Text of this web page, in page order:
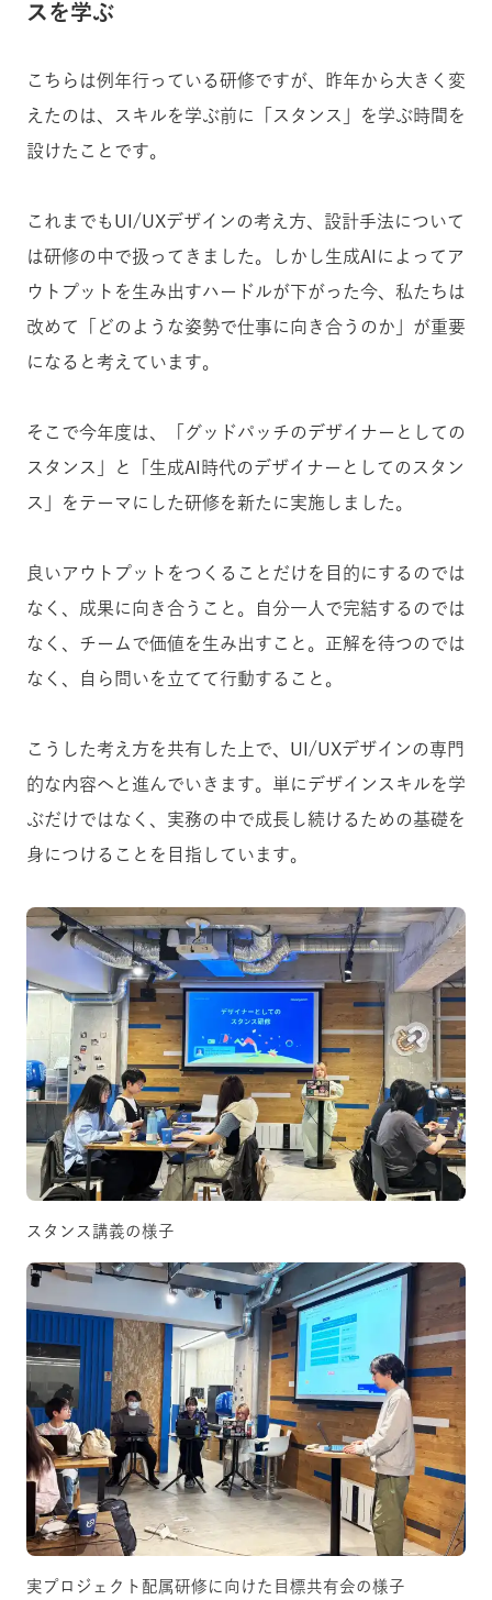
スを学ぶ
こちらは例年行っている研修ですが、昨年から大きく変
えたのは、スキルを学ぶ前に「スタンス」を学ぶ時間を
設けたことです。
これまでもUI/UXデザインの考え方、設計手法について
は研修の中で扱ってきました。しかし生成AIによってア
ウトプットを生み出すハードルが下がった今、私たちは
改めて「どのような姿勢で仕事に向き合うのか」が重要
になると考えています。
そこで今年度は、「グッドパッチのデザイナーとしての
スタンス」と「生成AI時代のデザイナーとしてのスタン
ス」をテーマにした研修を新たに実施しました。
良いアウトプットをつくることだけを目的にするのでは
なく、成果に向き合うこと。自分一人で完結するのでは
なく、チームで価値を生み出すこと。正解を待つのでは
なく、自ら問いを立てて行動すること。
こうした考え方を共有した上で、UI/UXデザインの専門
的な内容へと進んでいきます。単にデザインスキルを学
ぶだけではなく、実務の中で成長し続けるための基礎を
身につけることを目指しています。
スタンス講義の様子
実プロジェクト配属研修に向けた目標共有会の様子